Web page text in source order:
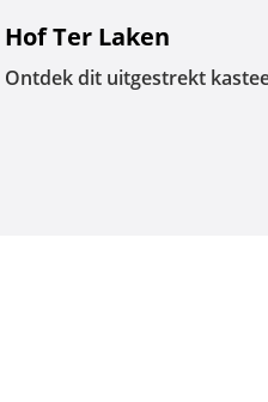
Hof Ter Laken
Ontdek dit uitgestrekt